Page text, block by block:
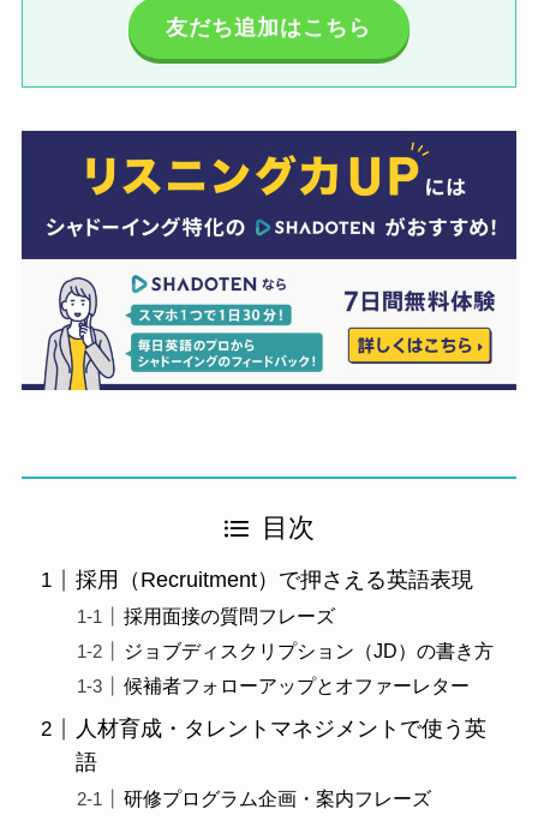
友だち追加はこちら
目次
採用（Recruitment）で押さえる英語表現
採用面接の質問フレーズ
ジョブディスクリプション（JD）の書き方
候補者フォローアップとオファーレター
人材育成・タレントマネジメントで使う英
語
研修プログラム企画・案内フレーズ